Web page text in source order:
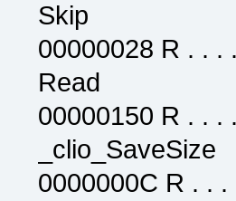
Skip .text
00000028 R . . .
Read .text
00000150 R . . .
0000000C R . . .